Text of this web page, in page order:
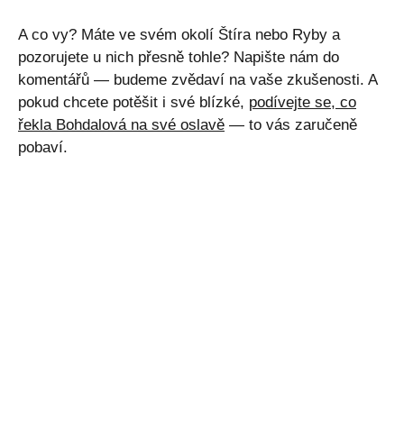
A co vy? Máte ve svém okolí Štíra nebo Ryby a
pozorujete u nich přesně tohle? Napište nám do
komentářů — budeme zvědaví na vaše zkušenosti. A
pokud chcete potěšit i své blízké, podívejte se, co
řekla Bohdalová na své oslavě — to vás zaručeně
pobaví.